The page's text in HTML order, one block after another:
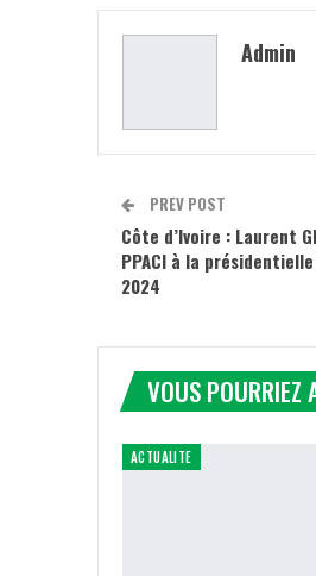
Admin
PREV POST
Côte d’Ivoire : Laurent
PPACI à la
2024
VOUS POURRIEZ
ACTUALITE